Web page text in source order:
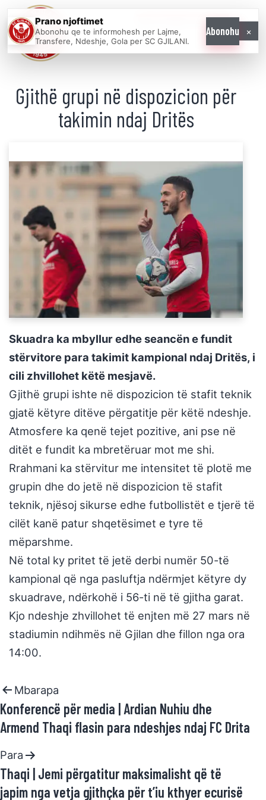
ONE
Gjithë grupi në dispozicion për
takimin ndaj Dritës
Skuadra ka mbyllur edhe seancën e fundit
stërvitore para takimit kampional ndaj Dritës, i
cili zhvillohet këtë mesjavë.
Gjithë grupi ishte në dispozicion të stafit teknik
gjatë këtyre ditëve përgatitje për këtë ndeshje.
Atmosfere ka qenë tejet pozitive, ani pse në
ditët e fundit ka mbretëruar mot me shi.
Rrahmani ka stërvitur me intensitet të plotë me
grupin dhe do jetë në dispozicion të stafit
teknik, njësoj sikurse edhe futbollistët e tjerë të
cilët kanë patur shqetësimet e tyre të
mëparshme.
Në total ky pritet të jetë derbi numër 50-të
kampional që nga pasluftja ndërmjet këtyre dy
skuadrave, ndërkohë i 56-ti në të gjitha garat.
Kjo ndeshje zhvillohet të enjten më 27 mars në
stadiumin ndihmës në Gjilan dhe fillon nga ora
14:00.
Mbarapa
Konferencë për media | Ardian Nuhiu dhe
Armend Thaqi flasin para ndeshjes ndaj FC Drita
Para
Thaqi | Jemi përgatitur maksimalisht që të
japim nga vetja gjithçka për t’iu kthyer ecurisë
Prano njoftimet
Abonohu qe te informohesh per Lajme,
Transfere, Ndeshje, Gola per SC GJILANI.
Abonohu ×